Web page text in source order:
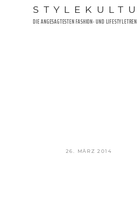
DIE ANGESAGTESTEN FASHION- UND
VERÖFFENTLICHT
26. MÄRZ 2014